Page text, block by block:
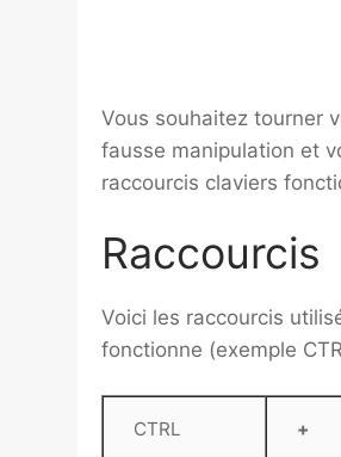
Vous souhaitez tourner
fausse manipulation et
raccourcis claviers
Raccourcis
Voici les raccourcis
fonctionne (exemple
CTRL +